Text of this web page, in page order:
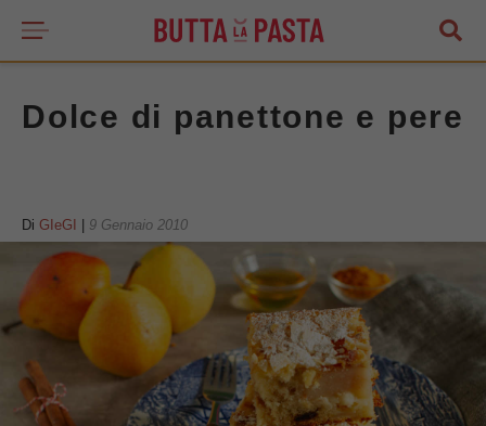
Dolce di panettone e pere
Di GIeGI 9 Gennaio 2010